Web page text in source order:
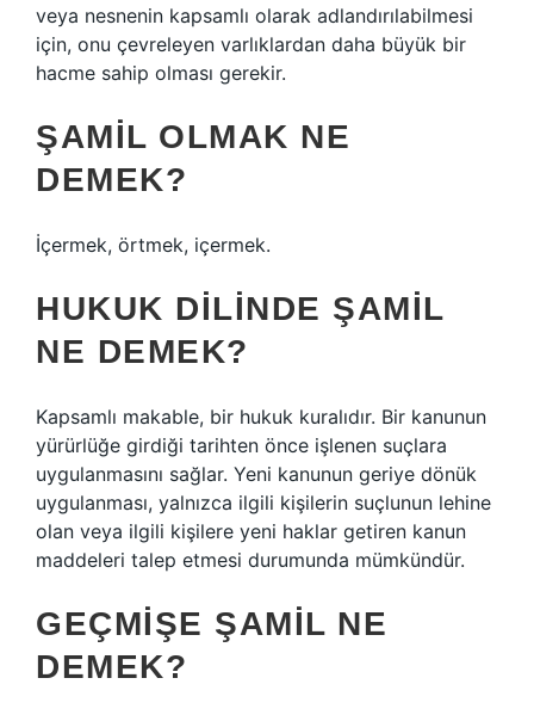
veya nesnenin kapsamlı olarak adlandırılabilmesi
için, onu çevreleyen varlıklardan daha büyük bir
hacme sahip olması gerekir.
ŞAMIL OLMAK NE
DEMEK?
İçermek, örtmek, içermek.
HUKUK DILINDE ŞAMIL
NE DEMEK?
Kapsamlı makable, bir hukuk kuralıdır. Bir kanunun
yürürlüğe girdiği tarihten önce işlenen suçlara
uygulanmasını sağlar. Yeni kanunun geriye dönük
uygulanması, yalnızca ilgili kişilerin suçlunun lehine
olan veya ilgili kişilere yeni haklar getiren kanun
maddeleri talep etmesi durumunda mümkündür.
GEÇMIŞE ŞAMIL NE
DEMEK?